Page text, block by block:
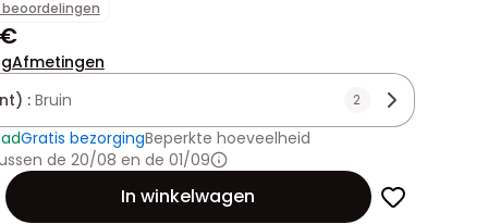
beoordelingen
Afmetingen
:Bruin 2
Gratis bezorgingBeperkte hoeveelheid
de 20/08 en de 01/09
In winkelwagen